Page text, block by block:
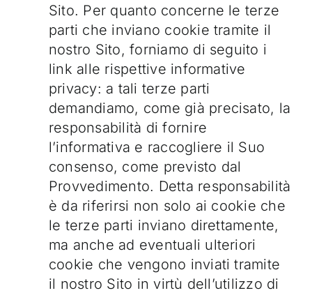
Sito. Per quanto concerne le terze
parti che inviano cookie tramite il
nostro Sito, forniamo di seguito i
link alle rispettive informative
privacy: a tali terze parti
demandiamo, come già precisato, la
responsabilità di fornire
l’informativa e raccogliere il Suo
consenso, come previsto dal
Provvedimento. Detta responsabilità
è da riferirsi non solo ai cookie che
le terze parti inviano direttamente,
ma anche ad eventuali ulteriori
cookie che vengono inviati tramite
il nostro Sito in virtù dell’utilizzo di